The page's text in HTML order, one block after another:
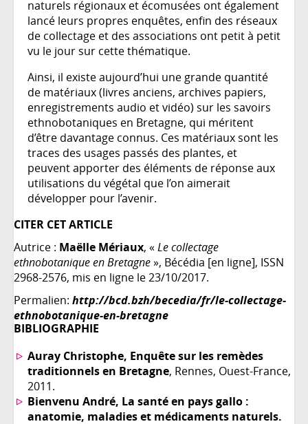
naturels régionaux et écomusées ont également
lancé leurs propres enquêtes, enfin des réseaux
de collectage et des associations ont petit à petit
vu le jour sur cette thématique.
Ainsi, il existe aujourd’hui une grande quantité
de matériaux (livres anciens, archives papiers,
enregistrements audio et vidéo) sur les savoirs
ethnobotaniques en Bretagne, qui méritent
d’être davantage connus. Ces matériaux sont les
traces des usages passés des plantes, et
peuvent apporter des éléments de réponse aux
utilisations du végétal que l’on aimerait
développer pour l’avenir.
CITER CET ARTICLE
Autrice : Maëlle Mériaux, «Le collectage
ethnobotanique en Bretagne», Bécédia [en ligne], ISSN
2968-2576, mis en ligne le 23/10/2017.
Permalien: http://bcd.bzh/becedia/fr/le-collectage-
ethnobotanique-en-bretagne
BIBLIOGRAPHIE
Auray Christophe, Enquête sur les remèdes
traditionnels en Bretagne, Rennes, Ouest-France,
2011.
Bienvenu André, La santé en pays gallo :
anatomie, maladies et médicaments naturels.